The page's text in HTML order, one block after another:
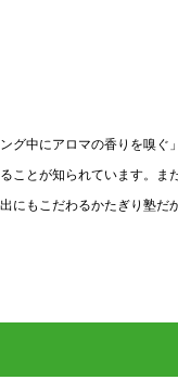
グ中にアロマの香りを嗅ぐ
ことが知られています。また
にもこだわるかたぎり塾だ